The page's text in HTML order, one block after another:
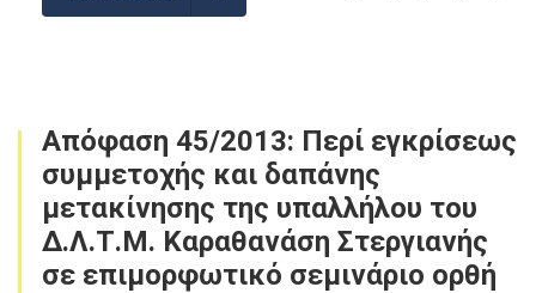
Απόφαση 45/2013: Περί εγκρίσεως
συμμετοχής και δαπάνης
μετακίνησης της υπαλλήλου του
Δ.Λ.Τ.Μ. Καραθανάση Στεργιανής
σε επιμορφωτικό σεμινάριο ορθή